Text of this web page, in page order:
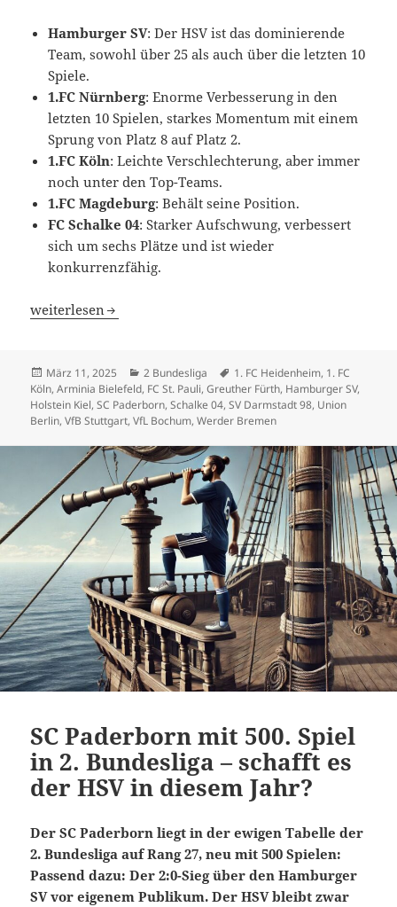
Hamburger SV: Der HSV ist das dominierende
Team, sowohl über 25 als auch über die letzten 10
Spiele.
1.FC Nürnberg: Enorme Verbesserung in den
letzten 10 Spielen, starkes Momentum mit einem
Sprung von Platz 8 auf Platz 2.
1.FC Köln: Leichte Verschlechterung, aber immer
noch unter den Top-Teams.
1.FC Magdeburg: Behält seine Position.
FC Schalke 04: Starker Aufschwung, verbessert
sich um sechs Plätze und ist wieder
konkurrenzfähig.
Bricht HSV Tipis in der 2. Bundesliga ab? 1. FC
weiterlesen
Veröffentlicht
am
März 11, 2025 Kategorien
2 Bundesliga Schlagwörter
1. FC Heidenheim, 1. FC
Köln,Arminia Bielefeld, FC St. Pauli,Greuther Fürth, Hamburger SV,
Holstein Kiel,SC Paderborn,Schalke 04,SV Darmstadt 98, Union
Berlin,VfB Stuttgart,VfL Bochum,Werder Bremen
SC Paderborn mit 500. Spiel
in 2. Bundesliga – schafft es
der HSV in diesem Jahr?
Der SC Paderborn liegt in der ewigen Tabelle der
2. Bundesliga auf Rang 27, neu mit 500 Spielen:
Passend dazu: Der 2:0-Sieg über den Hamburger
SV vor eigenem Publikum. Der HSV bleibt zwar